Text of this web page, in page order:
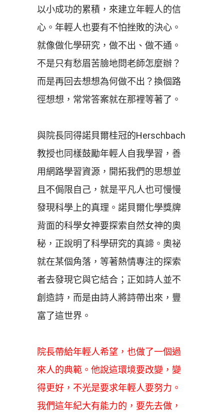
以小成功的累積，來建立年輕人的信
心。年輕人也要有不怕挫敗的決心。
就像做化學研究，做不出、做不通。
不是只有愁眉苦臉地問老師怎麼辦？
而是再回去想想為何做不出？換個路
徑想想，常常答案就在那裡等著了。
與院長同得諾貝爾桂冠的Herschbach
教授也同樣鼓勵年輕人自我學習，善
用網路學習資源，開拓我們的思想並
且不侷限自己，就是平凡人也可慢慢
發現科學上的真理。諾貝爾化學獎牌
背面的科學女神要探索自然女神的奧
秘，正說明了科學研究的真諦。奧祕
就在某個角落，等著熱情專注的探索
者去發現它與它結合；正如詩人並不
創造詩，而是由詩人將詩帶出來，豐
富了這世界。
院長帶給年輕人希望，也做了一個過
來人的典範。他說這環境要改變，變
得更好，不光是要求年輕人要努力。
我們這年紀大有能力的，要先去做，